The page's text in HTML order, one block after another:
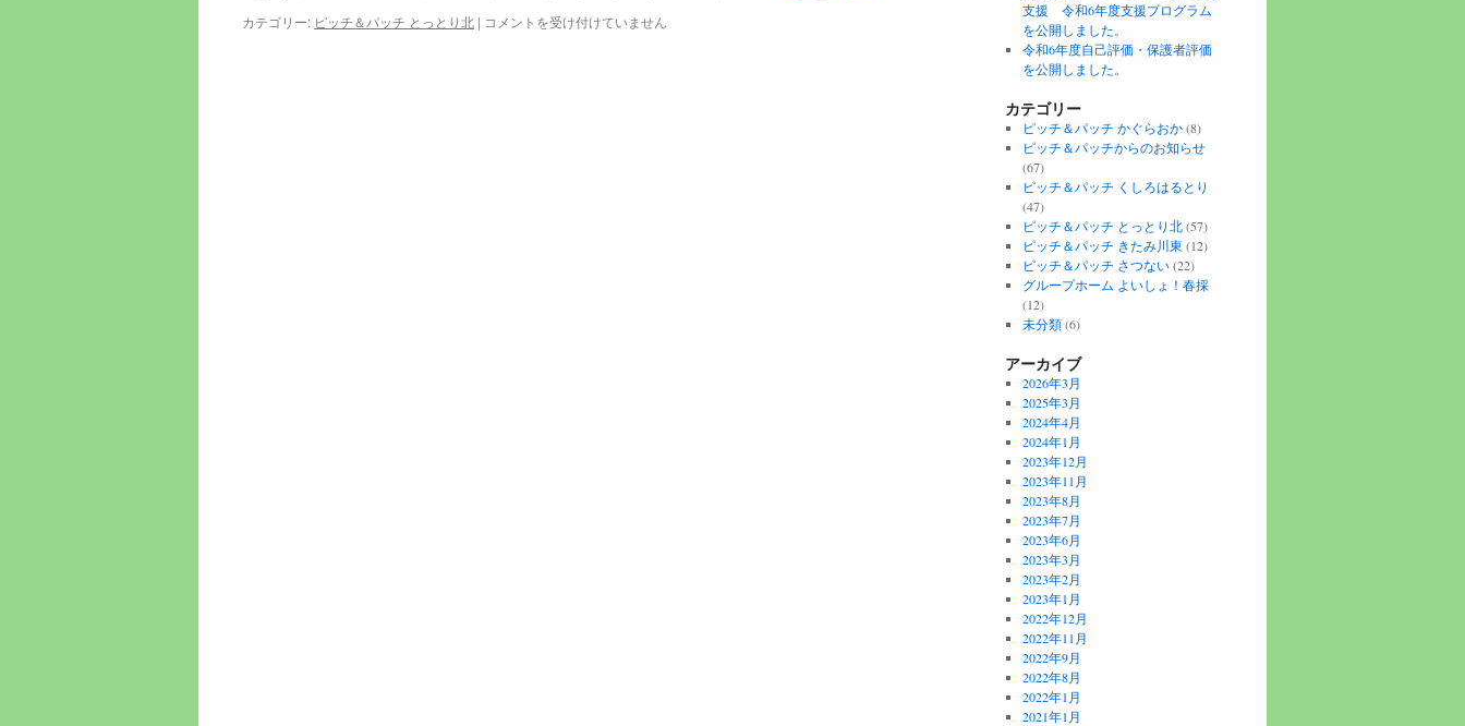
カテゴリー: ピッチ＆パッチ とっとり北 | ピ
コメントを受け付けていません
支援 令和6年度支援プログラム
を公開しました。
令和6年度自己評価・保護者評価
を公開しました。
カテゴリー
ピッチ＆パッチ かぐらおか(8)
ピッチ＆パッチからのお知らせ
(67)
ピッチ＆パッチ くしろはるとり
(47)
ピッチ＆パッチ とっとり北(57)
ピッチ＆パッチ きたみ川東 (12)
ピッチ＆パッチ さつない(22)
グループホーム よいしょ！春採
(12)
未分類(6)
アーカイブ
2026年3月
2025年3月
2024年4月
2024年1月
2023年12月
2023年11月
2023年8月
2023年7月
2023年6月
2023年3月
2023年2月
2023年1月
2022年12月
2022年11月
2022年9月
2022年8月
2022年1月
2021年1月